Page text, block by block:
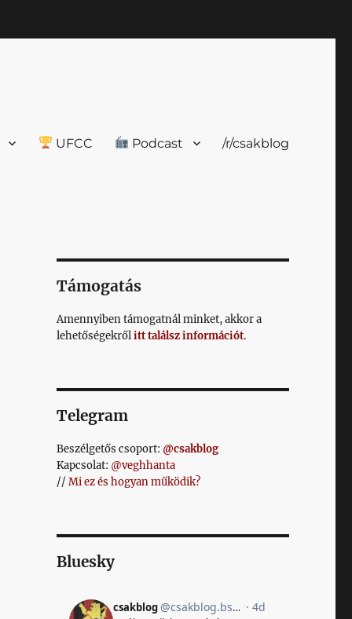
UFCC Podcast /r/csakblog
Támogatás
Amennyiben támogatnál minket, akkor a
lehetőségekrőlitt találsz információt.
Telegram
Beszélgetős csoport: @csakblog
Kapcsolat: @veghhanta
// Mi ez és hogyan működik?
Bluesky